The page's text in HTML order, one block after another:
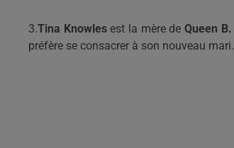
3.Tina Knowlesest la mère de Queen B.
préfère se consacrer à son nouveau mari.